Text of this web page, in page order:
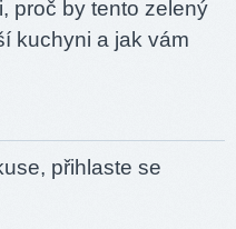
proč by tento zelený
kuchyni a jak vám
přihlaste se